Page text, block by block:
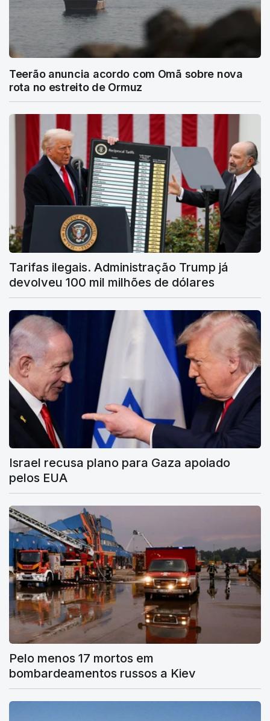
Teerão anuncia acordo com Omã sobre nova
rota no estreito de Ormuz
Tarifas ilegais. Administração Trump já
devolveu 100 mil milhões de dólares
Israel recusa plano para Gaza apoiado
pelos EUA
Pelo menos 17 mortos em
bombardeamentos russos a Kiev